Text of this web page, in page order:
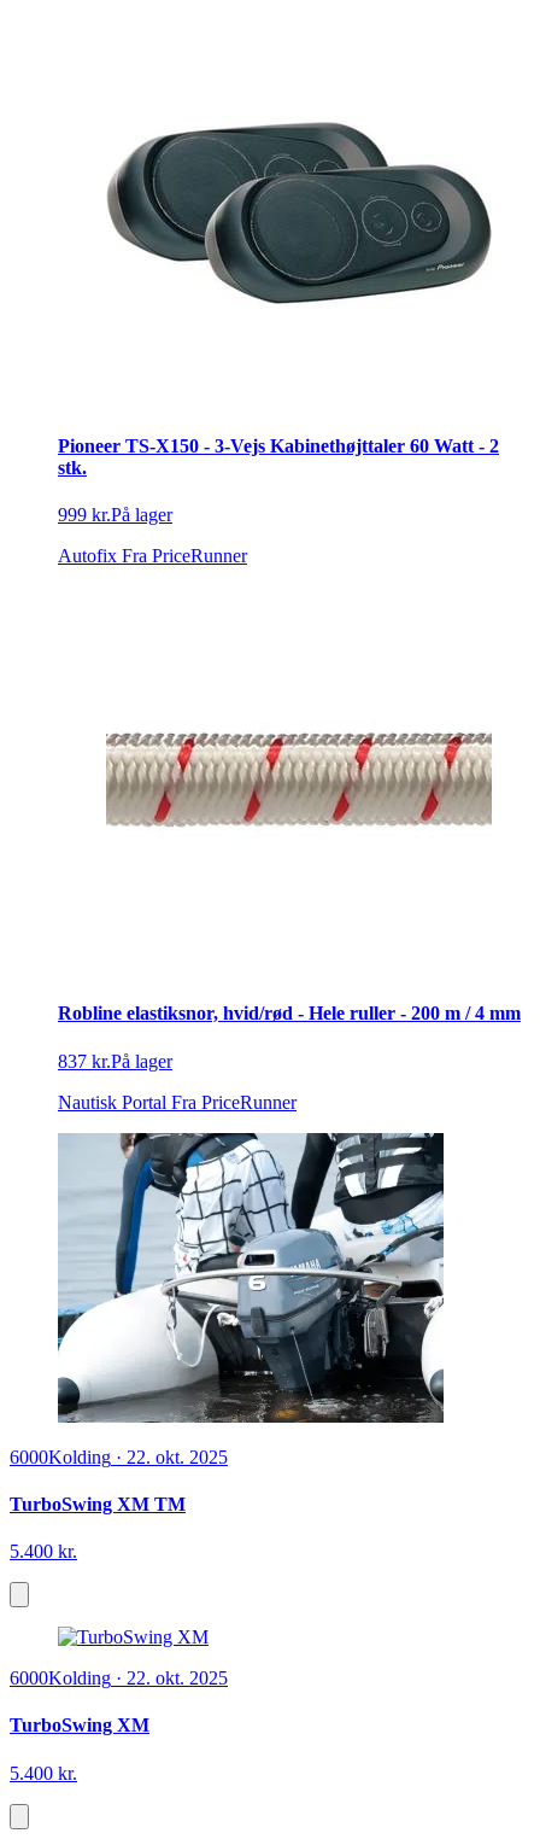
Pioneer TS-X150 - 3-Vejs Kabinethøjttaler 60 Watt - 2
stk.
999 kr.På lager
Autofix Fra PriceRunner
Robline elastiksnor, hvid/rød - Hele ruller - 200 m / 4 mm
837 kr.På lager
Nautisk Portal Fra PriceRunner
6000Kolding · 22. okt. 2025
TurboSwing XM TM
5.400 kr.
6000Kolding · 22. okt. 2025
TurboSwing XM
5.400 kr.